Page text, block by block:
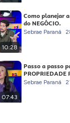
10:28
Como planejar
do NEGÓCIO.
Sebrae Paraná
07:43
Passo a passo
PROPRIEDADE
Sebrae Paraná